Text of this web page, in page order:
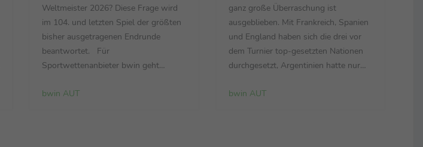
Weltmeister 2026? Diese Frage wird
im 104. und letzten Spiel der größten
bisher ausgetragenen Endrunde
beantwortet. Für
Sportwettenanbieter bwin geht
Finale am Sonntag (19. Juli, 21:00 Uhr
bwin AUT
ganz große Überraschung ist
ausgeblieben. Mit Frankreich, Spanien
und England haben sich die drei vor
dem Turnier top-gesetzten Nationen
durchgesetzt, Argentinien hatte nur
im WM-Finale sieht
bwin AUT